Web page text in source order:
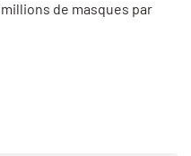
de masques par